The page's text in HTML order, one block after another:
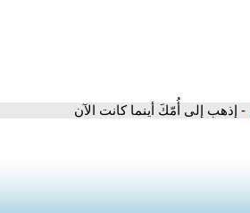
- إذهب إلى أُمّكَ أينما كانت الآن